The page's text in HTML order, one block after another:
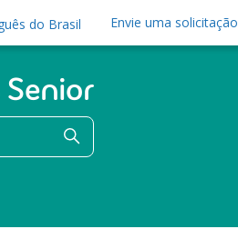
do Brasil Envie uma solicitação